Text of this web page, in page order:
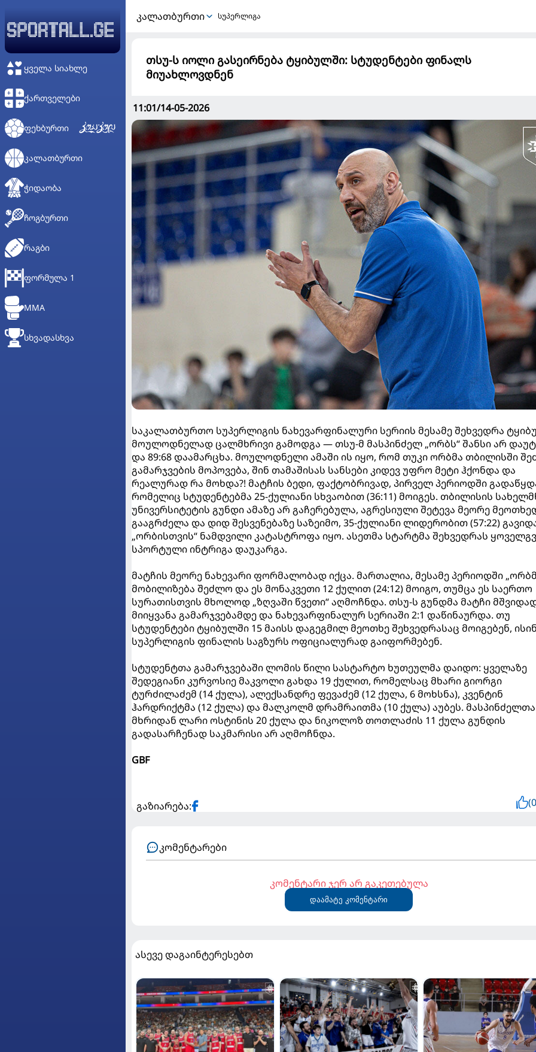
ᲧᲕᲔᲚᲐ ᲡᲘᲐᲮᲚᲔ
ᲥᲐᲠᲗᲕᲔᲚᲔᲑᲘ
ᲤᲔᲮᲑᲣᲠᲗᲘ
ᲙᲐᲚᲐᲗᲑᲣᲠᲗᲘ
ᲭᲘᲓᲐᲝᲑᲐ
ᲩᲝᲒᲑᲣᲠᲗᲘ
ᲠᲐᲒᲑᲘ
ᲤᲝᲠᲛᲣᲚᲐ 1
MMA
ᲡᲮᲕᲐᲓᲐᲡᲮᲕᲐ
ᲙᲐᲚᲐᲗᲑᲣᲠᲗᲘ სუპერლიგა
თსუ-ს იოლი გასეირნება ტყიბულში: სტუდენტები ფინალს
მიუახლოვდნენ
11:01/14-05-2026
საკალათბურთო სუპერლიგის ნახევარფინალური სერიის მესამე შეხვედრა
მოულოდნელად ცალმხრივი გამოდგა — თსუ-მ მასპინძელ „ორბს“ შანსი არ
და 89:68 დაამარცხა. მოულოდნელი ამაში ის იყო, რომ თუკი ორბმა თბილისში
გამარჯვების მოპოვება, შინ თამაშისას სანსები კიდევ უფრო მეტი ჰქონდა და
რეალურად რა მოხდა?! მატჩის ბედი, ფაქტობრივად, პირველ პერიოდში
რომელიც სტუდენტებმა 25-ქულიანი სხვაობით (36:11) მოიგეს. თბილისის
უნივერსიტეტის გუნდი ამაზე არ გაჩერებულა, აგრესიული შეტევა მეორე
გააგრძელა და დიდ შესვენებაზე საზეიმო, 35-ქულიანი ლიდერობით (57:22)
„ორბისთვის“ ნამდვილი კატასტროფა იყო. ასეთმა სტარტმა შეხვედრას
სპორტული ინტრიგა დაუკარგა.
მატჩის მეორე ნახევარი ფორმალობად იქცა. მართალია, მესამე პერიოდში
მობილიზება შეძლო და ეს მონაკვეთი 12 ქულით (24:12) მოიგო, თუმცა ეს საერთო
სურათისთვის მხოლოდ „ზღვაში წვეთი“ აღმოჩნდა. თსუ-ს გუნდმა მატჩი
მიიყვანა გამარჯვებამდე და ნახევარფინალურ სერიაში 2:1 დაწინაურდა. თუ
სტუდენტები ტყიბულში 15 მაისს დაგეგმილ მეოთხე შეხვედრასაც მოიგებენ,
სუპერლიგის ფინალის საგზურს ოფიციალურად გაიფორმებენ.
სტუდენტთა გამარჯვებაში ლომის წილი სასტარტო ხუთეულმა დაიდო: ყველაზე
შედეგიანი კურვოსიე მაკვოლი გახდა 19 ქულით, რომელსაც მხარი გიორგი
ტურძილაძემ (14 ქულა), ალექსანდრე ფევაძემ (12 ქულა, 6 მოხსნა), კვენტინ
ჰარდრიქტმა (12 ქულა) და მალკოლმ დრამრაითმა (10 ქულა) აუბეს. მასპინძელთა
მხრიდან ლარი ოსტინის 20 ქულა და ნიკოლოზ თოთლაძის 11 ქულა გუნდის
გადასარჩენად საკმარისი არ აღმოჩნდა.
GBF
გაზიარება:
კომენტარები
კომენტარი ჯერ არ გაკეთებულა
დაამატე კომენტარი
ასევე დაგაინტერესებთ